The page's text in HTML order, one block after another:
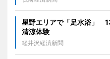
星野エリアで「足水浴」
清涼体験
軽井沢経済新聞